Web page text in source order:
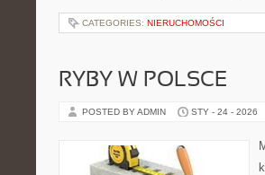
CATEGORIES: NIERUCHOMOŚCI
RYBY W POLSCE
POSTED BY ADMIN STY - 24 - 2026